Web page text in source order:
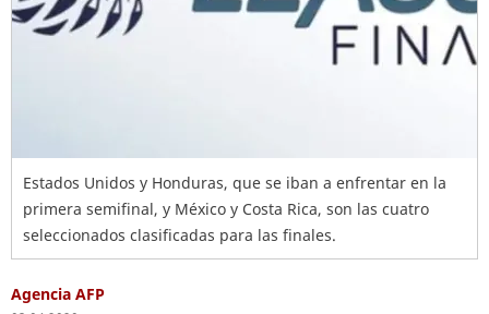
Estados Unidos y Honduras, que se iban a enfrentar en la
primera semifinal, y México y Costa Rica, son las cuatro
seleccionados clasificadas para las finales.
Agencia AFP